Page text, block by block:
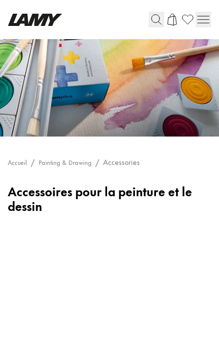
Instruments d'écriture
Stylo-plume
Stylo-bille
Stylo à pression/à vis
Roller
Stylo multi-système
Digital Writing
Pour Android
Accueil Painting & Drawing Accessories
Accessories
Accessoires pour la peinture et le
dessin